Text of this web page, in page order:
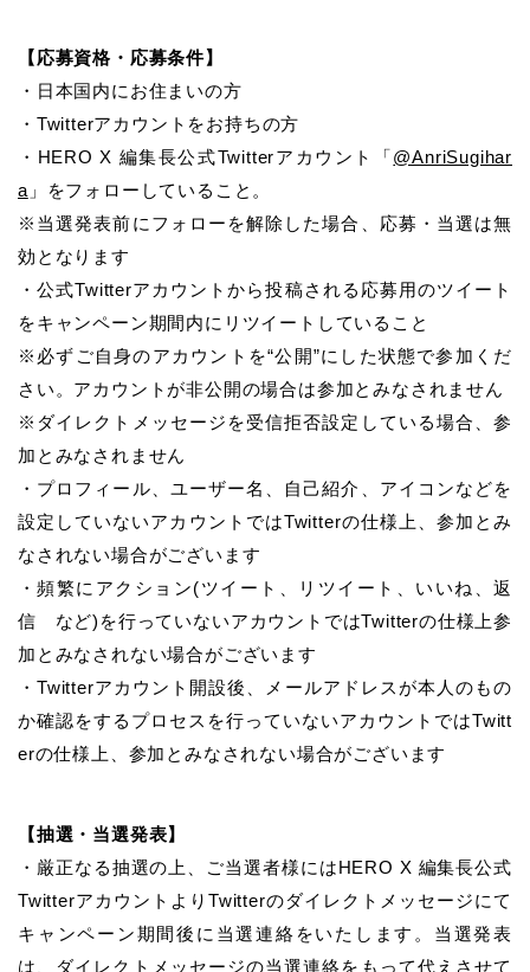
【応募資格・応募条件】
・日本国内にお住まいの方
・Twitterアカウントをお持ちの方
・HERO X 編集長公式Twitterアカウント「@AnriSugihar
a 」をフォローしていること。
※当選発表前にフォローを解除した場合、応募・当選は無
効となります
・公式Twitterアカウントから投稿される応募用のツイート
をキャンペーン期間内にリツイートしていること
※必ずご自身のアカウントを“公開”にした状態で参加くだ
さい。アカウントが非公開の場合は参加とみなされません
※ダイレクトメッセージを受信拒否設定している場合、参
加とみなされません
・プロフィール、ユーザー名、自己紹介、アイコンなどを
設定していないアカウントではTwitterの仕様上、参加とみ
なされない場合がございます
・頻繁にアクション(ツイート、リツイート、いいね、返
信 など)を行っていないアカウントではTwitterの仕様上参
加とみなされない場合がございます
・Twitterアカウント開設後、メールアドレスが本人のもの
か確認をするプロセスを行っていないアカウントではTwitt
erの仕様上、参加とみなされない場合がございます
【抽選・当選発表】
・厳正なる抽選の上、ご当選者様にはHERO X 編集長公式
TwitterアカウントよりTwitterのダイレクトメッセージにて
キャンペーン期間後に当選連絡をいたします。当選発表
は、ダイレクトメッセージの当選連絡をもって代えさせて